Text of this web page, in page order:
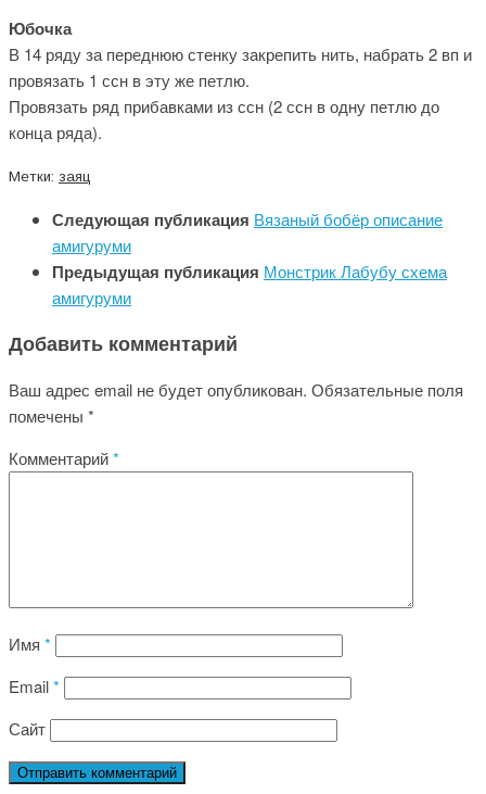
Юбочка
В 14 ряду за переднюю стенку закрепить нить, набрать 2 вп и
провязать 1 ссн в эту же петлю.
Провязать ряд прибавками из ссн (2 ссн в одну петлю до
конца ряда).
Метки: заяц
Следующая публикация Вязаный бобёр описание
амигуруми
Предыдущая публикация Монстрик Лабубу схема
амигуруми
Добавить комментарий
Ваш адрес email не будет опубликован. Обязательные поля
помечены *
Комментарий*
Имя *
Email*
Сайт